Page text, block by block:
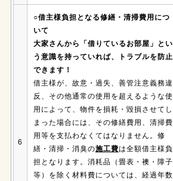
6
○借主様負担となる修繕・清掃費用につ
いて
大家さんから「借りているお部屋」とい
う意識を持っていれば、トラブルを防止
できます！
借主様が、故意・過失、善管注意義務違
反、その他通常の使用を超えるような使
用によって、物件を損耗・毀損させてし
まった場合には、その修繕費用、清掃費
用等を支払わなくてはなりません。修
繕・清掃・消臭の施工費は全額借主様負
担となります。消耗品（畳表・襖・障子
等）を除く材料費については、経過年数